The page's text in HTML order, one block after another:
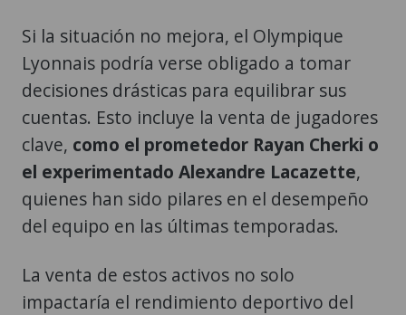
Si la situación no mejora, el Olympique
Lyonnais podría verse obligado a tomar
decisiones drásticas para equilibrar sus
cuentas. Esto incluye la venta de jugadores
clave, como el prometedor Rayan Cherki o
el experimentado Alexandre Lacazette,
quienes han sido pilares en el desempeño
del equipo en las últimas temporadas.
La venta de estos activos no solo
impactaría el rendimiento deportivo del